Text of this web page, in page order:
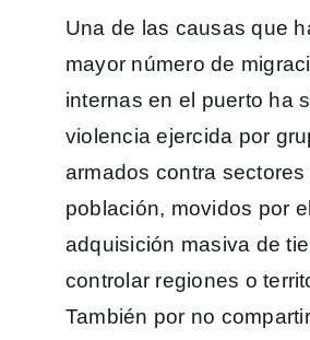
Una de las causas que
mayor número de
internas en el puerto ha
violencia ejercida por
armados contra sectores
población, movidos por
adquisición masiva de
controlar regiones o
También por no